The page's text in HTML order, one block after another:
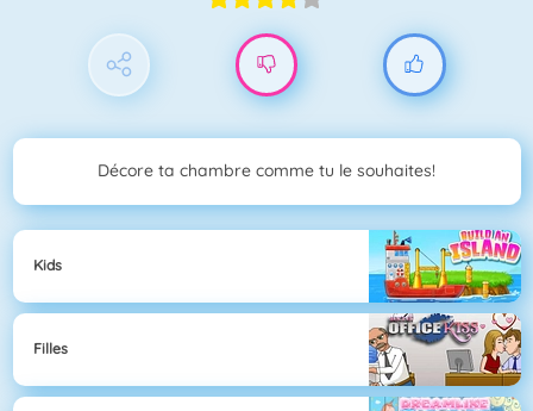
Décore ta chambre comme tu le souhaites!
Kids
Filles